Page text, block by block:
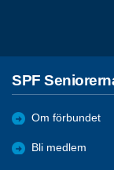
SPF
Om förbundet
Bli medlem